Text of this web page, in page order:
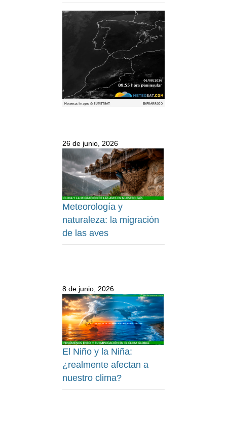
26 de junio, 2026
Meteorología y
naturaleza: la migración
de las aves
8 de junio, 2026
El Niño y la Niña:
¿realmente afectan a
nuestro clima?